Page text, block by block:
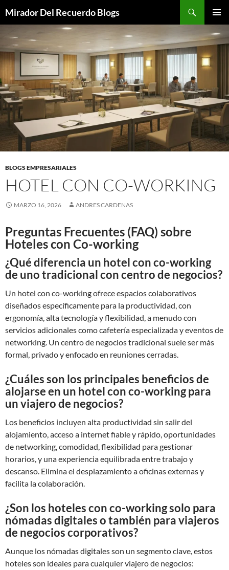
Mirador Del Recuerdo Blogs
BLOGS EMPRESARIALES
HOTEL CON CO-WORKING
MARZO 16, 2026 ANDRES CARDENAS
Preguntas Frecuentes (FAQ) sobre
Hoteles con Co-working
¿Qué diferencia un hotel con co-working
de uno tradicional con centro de negocios?
Un hotel con co-working ofrece espacios colaborativos
diseñados específicamente para la productividad, con
ergonomía, alta tecnología y flexibilidad, a menudo con
servicios adicionales como cafetería especializada y eventos de
networking. Un centro de negocios tradicional suele ser más
formal, privado y enfocado en reuniones cerradas.
¿Cuáles son los principales beneficios de
alojarse en un hotel con co-working para
un viajero de negocios?
Los beneficios incluyen alta productividad sin salir del
alojamiento, acceso a internet fiable y rápido, oportunidades
de networking, comodidad, flexibilidad para gestionar
horarios, y una experiencia equilibrada entre trabajo y
descanso. Elimina el desplazamiento a oficinas externas y
facilita la colaboración.
¿Son los hoteles con co-working solo para
nómadas digitales o también para viajeros
de negocios corporativos?
Aunque los nómadas digitales son un segmento clave, estos
hoteles son ideales para cualquier viajero de negocios: